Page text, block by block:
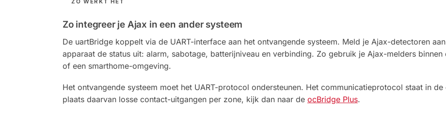
Zo integreer je Ajax in een ander systeem
De uartBridge koppelt via de UART-interface aan het ontvangende systeem. Meld je Ajax-detectoren
apparaat de status uit: alarm, sabotage, batterijniveau en verbinding. Zo gebruik je Ajax-melders binnen
of een smarthome-omgeving.
Het ontvangende systeem moet het UART-protocol ondersteunen. Het communicatieprotocol staat in
plaats daarvan losse contact-uitgangen per zone, kijk dan naar de ocBridge Plus.